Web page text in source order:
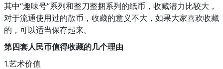
其中“趣味号”系列和整刀整捆系列的纸币，收藏潜力比较大，
对于流通使用过的散币，收藏的意义不大，如果大家喜欢收藏
的，可以适当保存起来。
第四套人民币值得收藏的几个理由
1.艺术价值